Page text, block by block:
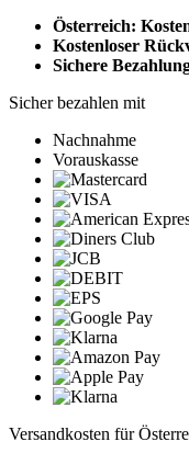
Österreich:
Kostenloser
Sichere
Sicher bezahlen mit
Nachnahme
Vorauskasse
Versandkosten für